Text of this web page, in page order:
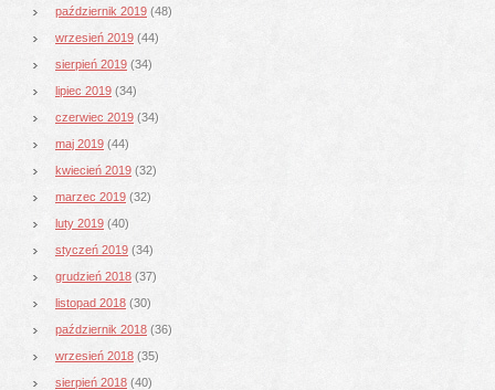
październik 2019 (48)
wrzesień 2019 (44)
sierpień 2019 (34)
lipiec 2019 (34)
czerwiec 2019 (34)
maj 2019 (44)
kwiecień 2019 (32)
marzec 2019 (32)
luty 2019 (40)
styczeń 2019 (34)
grudzień 2018 (37)
listopad 2018 (30)
październik 2018 (36)
wrzesień 2018 (35)
sierpień 2018 (40)